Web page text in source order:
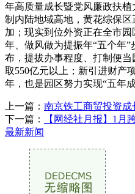
年高质量成长暨党风廉政扶
制内陆地域高地，黄花综保
加；现实到位外资正在全市
年、做风做为提振年“五个年
布，提拔办事程度、打制便
取550亿元以上；新引进财产
年，也是园区努力实现“五年
上一篇： 南京铁工商贸投资
下一篇：
【网经社月报】1月
最新新闻